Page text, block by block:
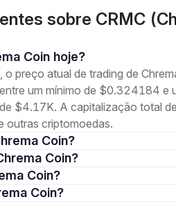
sobre CRMC
Coin hoje?
o preço atual de trading de
um mínimo de $0.324184
$4.17K. A capitalização total
outras criptomoedas.
Coin?
Coin?
Coin?
Coin?